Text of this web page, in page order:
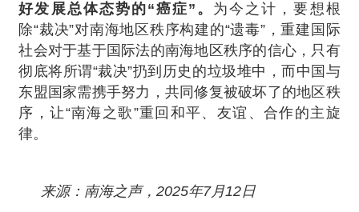
好发展总体态势的“癌症”。 为今之计，要想根
除“裁决”对南海地区秩序构建的“遗毒”，重建国际
社会对于基于国际法的南海地区秩序的信心，只有
彻底将所谓“裁决”扔到历史的垃圾堆中，而中国与
东盟国家需携手努力，共同修复被破坏了的地区秩
序，让“南海之歌”重回和平、友谊、合作的主旋
律。
来源：南海之声，2025年7月12日